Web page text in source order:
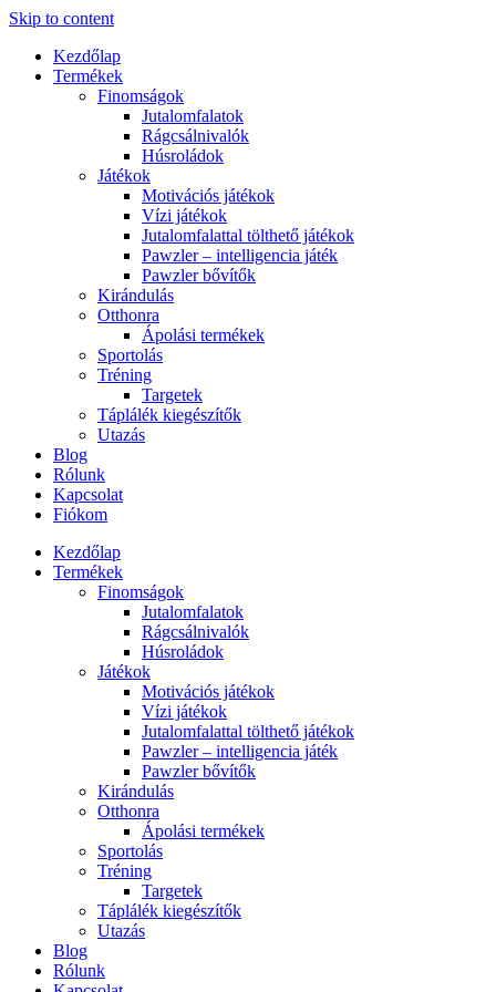
Skip to content
Kezdőlap
Termékek
Finomságok
Jutalomfalatok
Rágcsálnivalók
Húsroládok
Játékok
Motivációs játékok
Vízi játékok
Jutalomfalattal tölthető játékok
Pawzler – intelligencia játék
Pawzler bővítők
Kirándulás
Otthonra
Ápolási termékek
Sportolás
Tréning
Targetek
Táplálék kiegészítők
Utazás
Blog
Rólunk
Kapcsolat
Fiókom
Kezdőlap
Termékek
Finomságok
Jutalomfalatok
Rágcsálnivalók
Húsroládok
Játékok
Motivációs játékok
Vízi játékok
Jutalomfalattal tölthető játékok
Pawzler – intelligencia játék
Pawzler bővítők
Kirándulás
Otthonra
Ápolási termékek
Sportolás
Tréning
Targetek
Táplálék kiegészítők
Utazás
Blog
Rólunk